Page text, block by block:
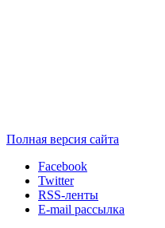
Полная версия сайта
Facebook
Twitter
RSS-ленты
E-mail рассылка